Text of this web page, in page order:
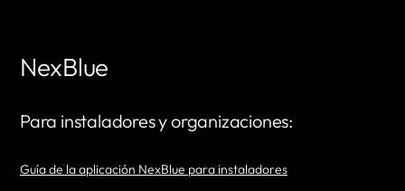
NexBlue
Para instaladores y organizaciones:
Guía de la aplicación NexBlue para instaladores